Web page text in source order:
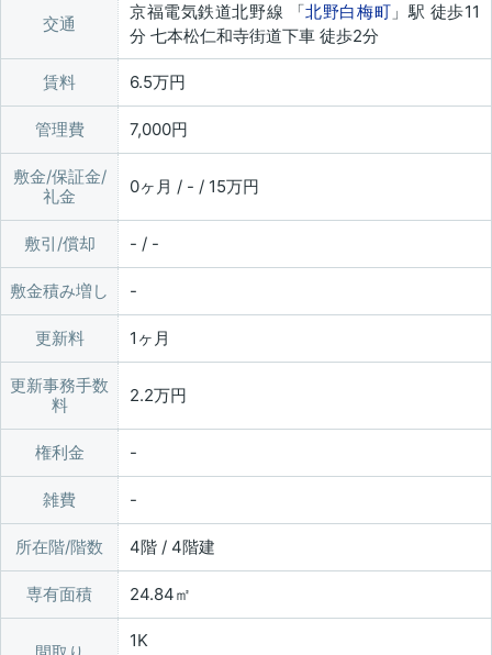
交通
京福電気鉄道北野線 「北野白梅町 」駅 徒歩11
分 七本松仁和寺街道下車 徒歩2分
賃料 6.5万円
管理費 7,000円
敷金/保証金/
礼金
0ヶ月 / - / 15万円
敷引/償却 - / -
敷金積み増し
更新料 1ヶ月
更新事務手数
料
2.2万円
権利金
雑費
所在階/階数 4階 / 4階建
専有面積 24.84㎡
1K